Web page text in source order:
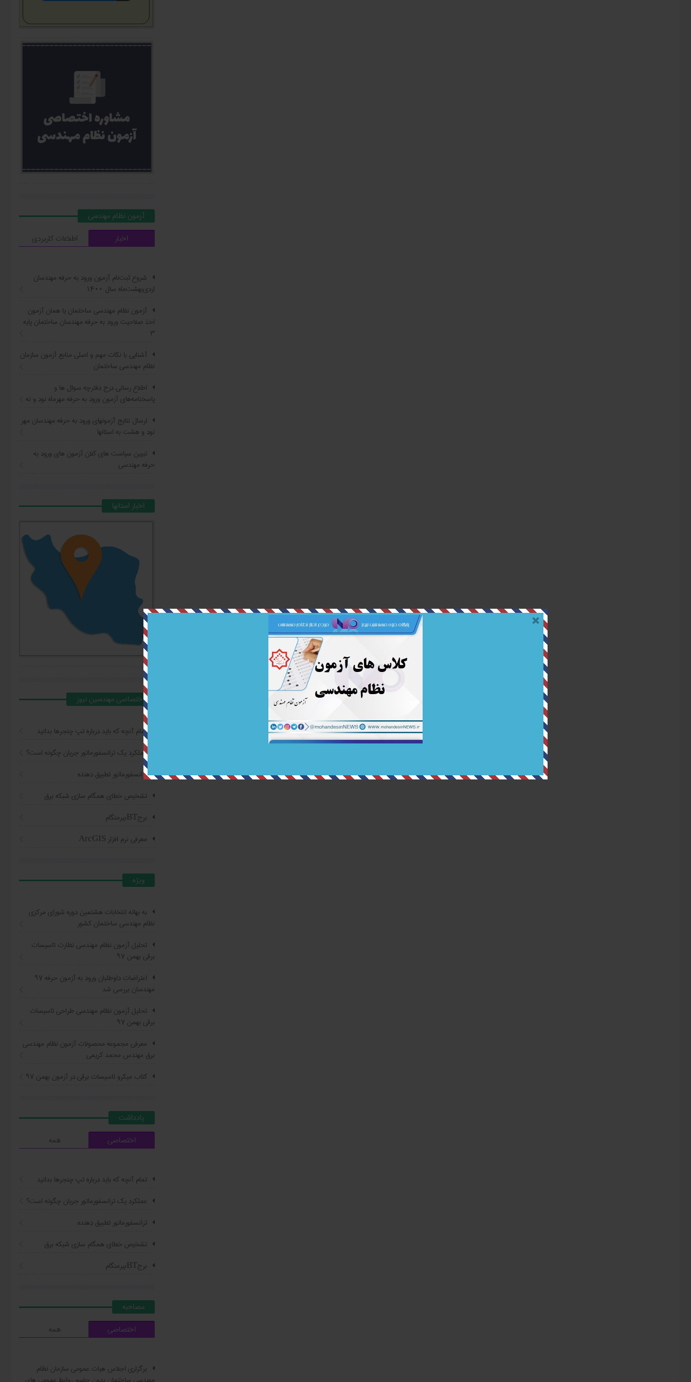
آزمون نظام مهندسي
اخبار
اطلاعات کاربردی
شروع ثبت‌نام آزمون ورود به حرفه مهندسان
اردی‌بهشت‌ماه سال ۱۴۰۰
آزمون نظام مهندسی ساختمان یا همان آزمون
اخذ صلاحیت ورود به حرفه مهندسان ساختمان پایه
۳
آشنایی با نکات مهم و اصلی منابع آزمون سازمان
نظام مهندسی ساختمان
اطلاع ‏رسانی درج دفترچه سوال ‌ها و
پاسخنامه‌های آزمون ورود به حرفه مهرماه نود و نه
ارسال نتایج آزمونهای ورود به حرفه مهندسان مهر
نود و هشت به استانها
تبیین سیاست ‌های کلان آزمون های ورود به
حرفه مهندسی
اخبار استانها
اختصاصي مهندسين نيوز
تمام آنچه که باید درباره تپ چنجرها بدانید
عملکرد یک ترانسفورماتور جریان چگونه است؟
ترانسفورماتور تطبیق دهنده
تشخیص خطای همگام سازی شبکه برق
برجBTبیرمنگام
معرفی نرم افزار ArcGIS
ويژه
به بهانه انتخابات هشتمین دوره شورای مرکزی
نظام مهندسی ساختمان کشور
تحلیل آزمون نظام مهندسی نظارت تاسیسات
برقی بهمن ۹۷
اعتراضات داوطلبان ورود به آزمون حرفه ٩٧
مهندسان بررسی شد
تحلیل آزمون نظام مهندسی طراحی تاسیسات
برقی بهمن ۹۷
معرفی مجموعه محصولات آزمون نظام مهندسی
برق مهندس محمد کریمی
کتاب ميکرو تاسيسات برقي در آزمون بهمن ۹۷
يادداشت
اختصاصی
همه
تمام آنچه که باید درباره تپ چنجرها بدانید
عملکرد یک ترانسفورماتور جریان چگونه است؟
ترانسفورماتور تطبیق دهنده
تشخیص خطای همگام سازی شبکه برق
برجBTبیرمنگام
مصاحبه
اختصاصی
همه
برگزاری اجلاس هیات عمومی سازمان نظام